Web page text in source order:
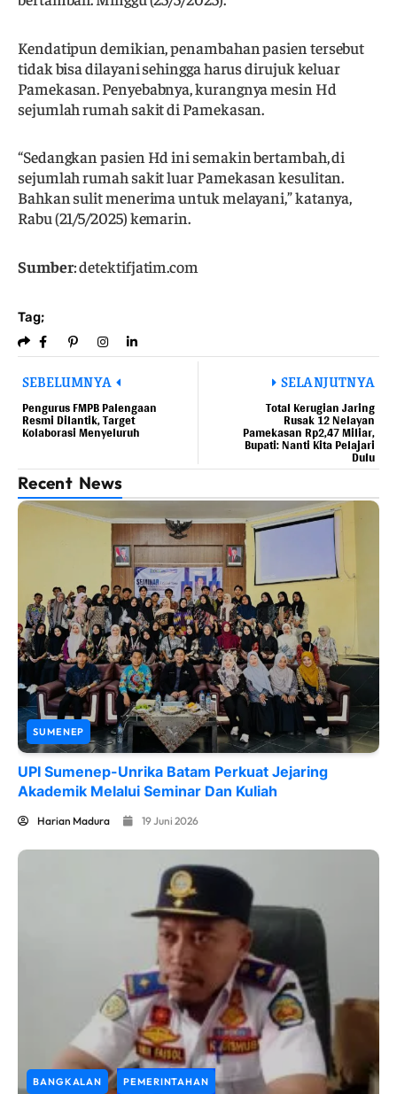
Kendatipun demikian, penambahan pasien tersebut
tidak bisa dilayani sehingga harus dirujuk keluar
Pamekasan. Penyebabnya, kurangnya mesin Hd
sejumlah rumah sakit di Pamekasan.
“Sedangkan pasien Hd ini semakin bertambah, di
sejumlah rumah sakit luar Pamekasan kesulitan.
Bahkan sulit menerima untuk melayani,” katanya,
Rabu (21/5/2025) kemarin.
Sumber: detektifjatim.com
Tag;
SEBELUMNYA
Pengurus FMPB Palengaan
Resmi Dilantik, Target
Kolaborasi Menyeluruh
SELANJUTNYA
Total Kerugian Jaring
Rusak 12 Nelayan
Pamekasan Rp2,47 Miliar,
Bupati: Nanti Kita Pelajari
Dulu
Recent News
SUMENEP
UPI Sumenep-Unrika Batam Perkuat Jejaring
Akademik Melalui Seminar Dan Kuliah
Harian Madura 19 Juni 2026
BANGKALAN PEMERINTAHAN